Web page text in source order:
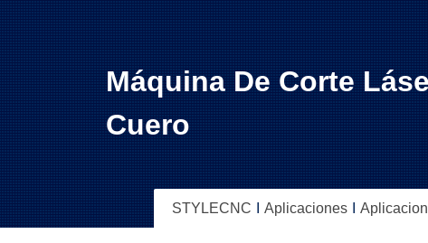
Máquina De Corte
Cuero
STYLECNC Aplicaciones